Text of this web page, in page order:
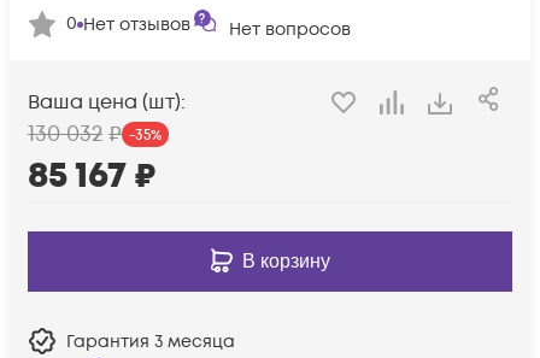
0 Нет отзывов Нет вопросов
Ваша цена (шт):
130 032 ₽ -35%
85 167₽
В корзину
Гарантия 3 месяца